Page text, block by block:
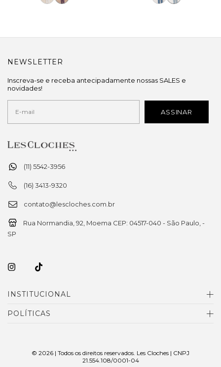
(11) 5542-3956
(16) 3413-9320
contato@lescloches.com.br
Rua Normandia, 92, Moema CEP: 04517-040 - São Paulo, -
SP
INSTITUCIONAL
POLÍTICAS
NEWSLETTER
Inscreva-se e receba antecipadamente nossas SALES e
novidades!
© 2026 | Todos os direitos reservados. Les Cloches | CNPJ
21.554.108/0001-04